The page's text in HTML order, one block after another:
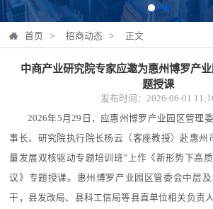
首页 > 招商动态 > 正文
中商产业研究院专家应邀为惠州博罗产
题授课
发布时间：2026-06-01
2026年5月29日，应惠州博罗产业园区管理
事长、研究院执行院长杨云（客座教授）赴惠州
量发展双核驱动专题培训班”上作《新形势下高
议》专题授课。惠州博罗产业园区管委会中层
干，县发改局、县科工信局等县直单位相关负责